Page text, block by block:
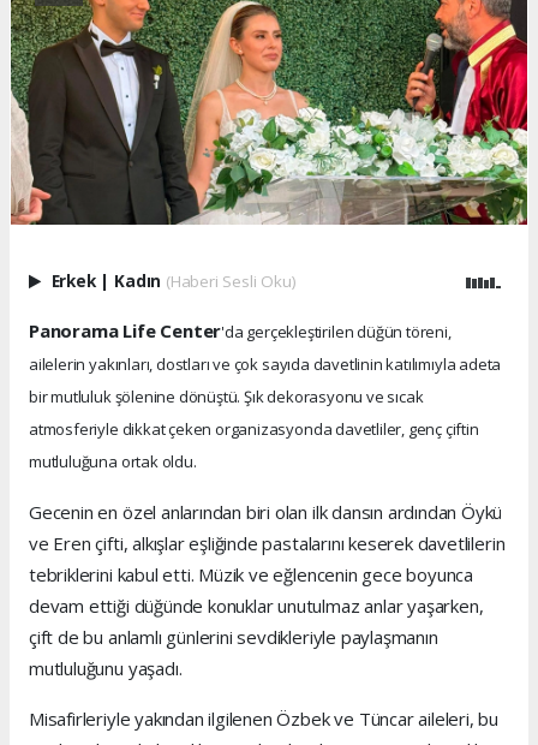
Erkek | Kadın (Haberi Sesli Oku)
Panorama Life Center'da gerçekleştirilen düğün töreni,
ailelerin yakınları, dostları ve çok sayıda davetlinin katılımıyla adeta
bir mutluluk şölenine dönüştü. Şık dekorasyonu ve sıcak
atmosferiyle dikkat çeken organizasyonda davetliler, genç çiftin
mutluluğuna ortak oldu.
Gecenin en özel anlarından biri olan ilk dansın ardından Öykü
ve Eren çifti, alkışlar eşliğinde pastalarını keserek davetlilerin
tebriklerini kabul etti. Müzik ve eğlencenin gece boyunca
devam ettiği düğünde konuklar unutulmaz anlar yaşarken,
çift de bu anlamlı günlerini sevdikleriyle paylaşmanın
mutluluğunu yaşadı.
Misafirleriyle yakından ilgilenen Özbek ve Tüncar aileleri, bu